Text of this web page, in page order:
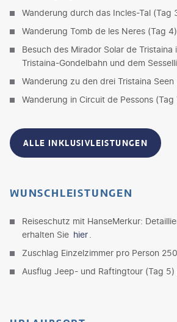
Wanderung durch das Incles-Tal (Tag
Wanderung Tomb de les Neres (Tag 4)
Besuch des Mirador Solar de
Tristaina-Gondelbahn und dem
Wanderung zu den drei Tristaina Seen
Wanderung in Circuit de Pessons (Tag
ALLE INKLUSIVLEISTUNGEN
WUNSCHLEISTUNGEN
Reiseschutz mit HanseMerkur:
erhalten Sie hier
Zuschlag Einzelzimmer pro Person
Ausflug Jeep- und Raftingtour (Tag